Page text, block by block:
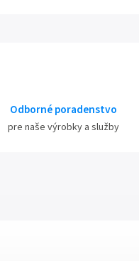
Odborné poradenstvo
pre naše výrobky a služby